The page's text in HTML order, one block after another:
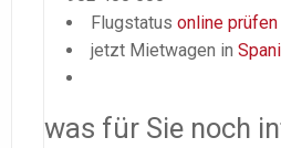
Flugstatus online prüfen
jetzt Mietwagen in
was für Sie noch